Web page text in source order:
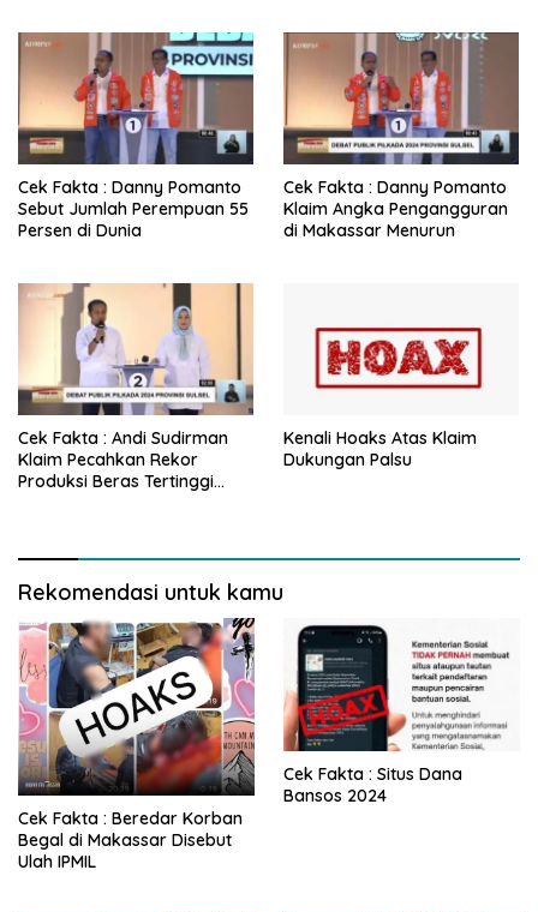
Cek Fakta : Danny Pomanto
Sebut Jumlah Perempuan 55
Persen di Dunia
Cek Fakta : Danny Pomanto
Klaim Angka Pengangguran
di Makassar Menurun
Cek Fakta : Andi Sudirman
Klaim Pecahkan Rekor
Produksi Beras Tertinggi
Kenali Hoaks Atas Klaim
Dukungan Palsu
Rekomendasi untuk kamu
Cek Fakta : Beredar Korban
Begal di Makassar Disebut
Ulah IPMIL
Cek Fakta : Situs Dana
Bansos 2024